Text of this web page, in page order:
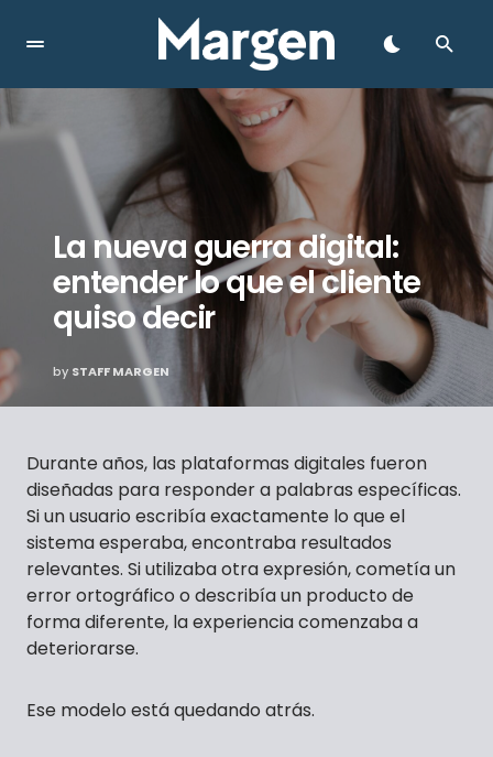
La nueva guerra digital:
entender lo que el cliente
quiso decir
by STAFF MARGEN
Durante años, las plataformas digitales fueron
diseñadas para responder a palabras específicas.
Si un usuario escribía exactamente lo que el
sistema esperaba, encontraba resultados
relevantes. Si utilizaba otra expresión, cometía un
error ortográfico o describía un producto de
forma diferente, la experiencia comenzaba a
deteriorarse.
Ese modelo está quedando atrás.